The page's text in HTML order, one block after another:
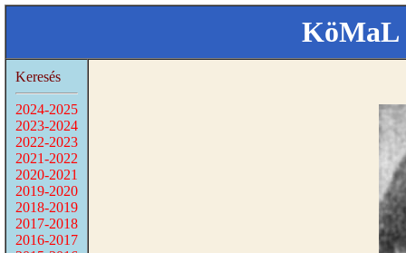
KöMaL
Keresés
2024-2025
2023-2024
2022-2023
2021-2022
2020-2021
2019-2020
2018-2019
2017-2018
2016-2017